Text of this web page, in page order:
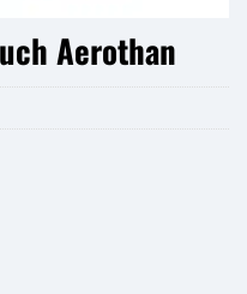
Aerothan